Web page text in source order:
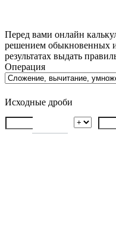
Перед вами онлайн
решением обыкновенных
результатах выдать